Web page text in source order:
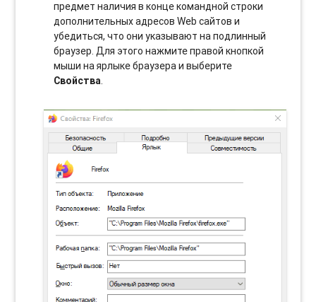
предмет наличия в конце командной строки
дополнительных адресов Web сайтов и
убедиться, что они указывают на подлинный
браузер. Для этого нажмите правой кнопкой
мыши на ярлыке браузера и выберите
Свойства.